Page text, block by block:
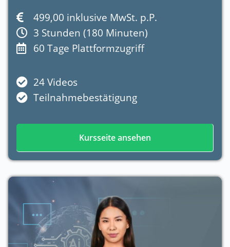
499,00 inklusive MwSt. p.P.
3 Stunden (180 Minuten)
60 Tage Plattformzugriff
24 Videos
Teilnahmebestätigung
Kursseite ansehen